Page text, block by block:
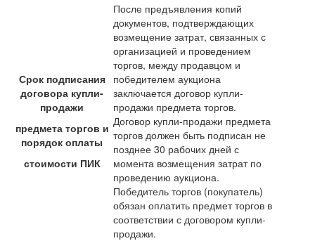
Срок подписания
договора купли-
продажи
предмета торгов и
порядок оплаты
стоимости ПИК
После предъявления копий
документов, подтверждающих
возмещение затрат, связанных с
организацией и проведением
торгов, между продавцом и
победителем аукциона
заключается договор купли-
продажи предмета торгов.
Договор купли-продажи предмета
торгов должен быть подписан не
позднее 30 рабочих дней с
момента возмещения затрат по
проведению аукциона.
Победитель торгов (покупатель)
обязан оплатить предмет торгов в
соответствии с договором купли-
продажи.